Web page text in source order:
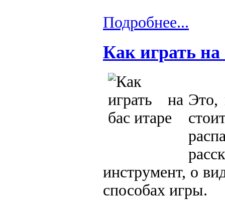
Подробнее...
Как играть на
Это,
инструмент, о
способах игры.